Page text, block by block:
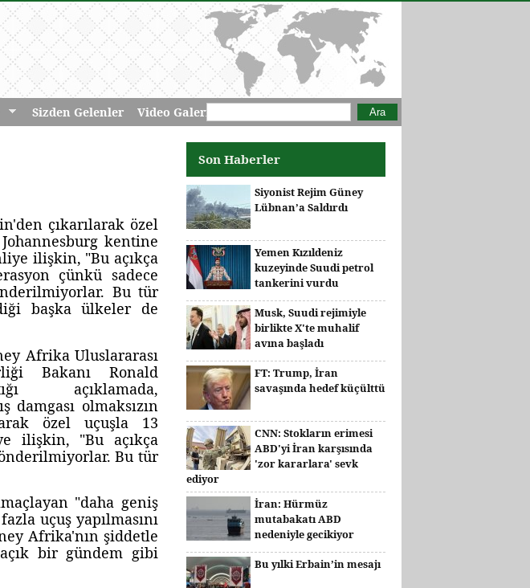
Sizden Gelenler Video GaleriArama formu
Ara
çıkarılarak özel
kentine
ilişkin, "Bu açıkça
çünkü sadece
Bu tür
başka ülkeler de
Afrika Uluslararası
Bakanı Ronald
açıklamada,
damgası olmaksızın
özel uçuşla 13
ilişkin, "Bu açıkça
Bu tür
"daha geniş
uçuş yapılmasını
Afrika'nın şiddetle
bir gündem gibi
Son Haberler
Siyonist Rejim Güney
Lübnan’a Saldırdı
Yemen Kızıldeniz
kuzeyinde Suudi petrol
tankerini vurdu
Musk, Suudi rejimiyle
birlikte X'te muhalif
avına başladı
FT: Trump, İran
savaşında hedef küçülttü
CNN: Stokların erimesi
ABD'yi İran karşısında
'zor kararlara' sevk
ediyor
İran: Hürmüz
mutabakatı ABD
nedeniyle gecikiyor
Bu yılki Erbain’in mesajı